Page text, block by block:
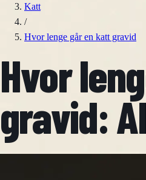
Katt
/
Hvor lenge går en katt gravid
Hvor
gravid: